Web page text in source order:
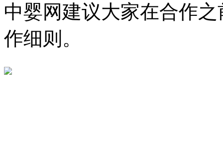
中婴网建议大家在合作
作细则。